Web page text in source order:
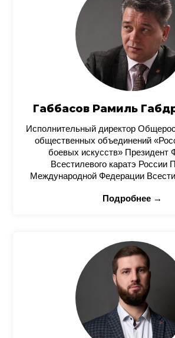
Габбасов Рамиль
Исполнительный директор
общественных объединений
боевых искусств» Президент
Всестилевого каратэ России
Международной Федерации
Подробнее →